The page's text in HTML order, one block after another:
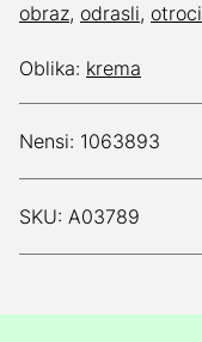
obraz, odrasli, otroci
Oblika: krema
Nensi: 1063893
SKU: A03789